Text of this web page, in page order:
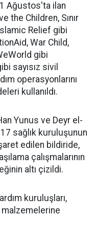
Ağustos'ta ilan
the Children, Sınır
Relief gibi
War Child,
gibi
sayısız sivil
operasyonlarını
kullanıldı.
Yunus ve Deyr el-
sağlık kuruluşunun
edilen bildiride,
çalışmalarının
altı çizildi.
kuruluşları,
malzemelerine